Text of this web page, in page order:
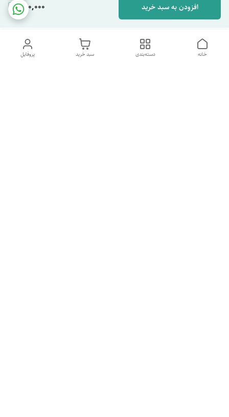
280,000 افزودن به سبد خرید
پروفایل سبد خرید دسته‌بندی خانه